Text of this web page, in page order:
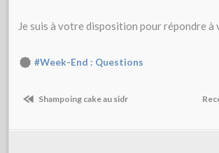
Je suis à votre disposition pour répondre
#Week-End : Questions
Shampoing cake au sidr